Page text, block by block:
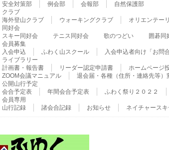
安全対策部
例会部 会報部
自然保護部
クラブ
海外登山クラブ
ウォーキングクラブ オリエンテー
同好会
スキー同好会
テニス同好会 歌のつどい
囲碁同
会員募集
入会申込
ふわく山スクール
入会申込者向け「お問合
ライブラリー
計画書・報告書
リーダー認定申請書 ホームページ
ZOOM会議マニュアル
退会届・各種（住所・連絡先等）
公開山行予定
会合予定表
年間会合予定表 ふわく祭り２０２２
会員専用
山行記録
諸会合記録 お知らせ ネイチャース